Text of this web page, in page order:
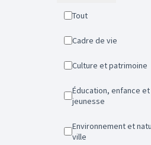
Tout
Cadre de vie
Culture et patrimoine
Éducation, enfance et
jeunesse
Environnement et nature en
ville